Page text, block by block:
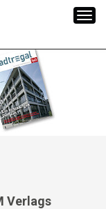
Verlags